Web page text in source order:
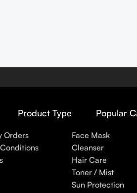
Popular
Face Mask
Cleanser
Hair Care
Toner / Mist
Sun Protection
Product Type
Orders